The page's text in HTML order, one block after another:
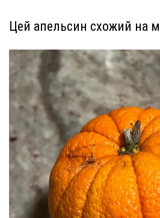
Цей апельсин схожий на